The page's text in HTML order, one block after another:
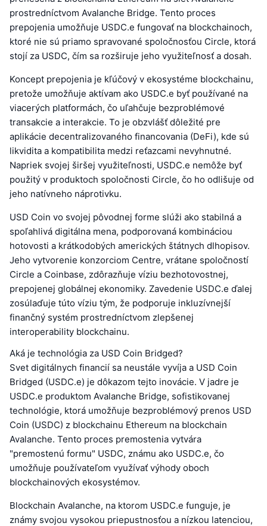
prostredníctvom Avalanche Bridge. Tento proces
prepojenia umožňuje USDC.e fungovať na blockchainoch,
ktoré nie sú priamo spravované spoločnosťou Circle, ktorá
stojí za USDC, čím sa rozširuje jeho využiteľnosť a dosah.
Koncept prepojenia je kľúčový v ekosystéme blockchainu,
pretože umožňuje aktívam ako USDC.e byť používané na
viacerých platformách, čo uľahčuje bezproblémové
transakcie a interakcie. To je obzvlášť dôležité pre
aplikácie decentralizovaného financovania (DeFi), kde sú
likvidita a kompatibilita medzi reťazcami nevyhnutné.
Napriek svojej širšej využiteľnosti, USDC.e nemôže byť
použitý v produktoch spoločnosti Circle, čo ho odlišuje od
jeho natívneho náprotivku.
USD Coin vo svojej pôvodnej forme slúži ako stabilná a
spoľahlivá digitálna mena, podporovaná kombináciou
hotovosti a krátkodobých amerických štátnych dlhopisov.
Jeho vytvorenie konzorciom Centre, vrátane spoločností
Circle a Coinbase, zdôrazňuje víziu bezhotovostnej,
prepojenej globálnej ekonomiky. Zavedenie USDC.e ďalej
zosúlaďuje túto víziu tým, že podporuje inkluzívnejší
finančný systém prostredníctvom zlepšenej
interoperability blockchainu.
Aká je technológia za USD Coin Bridged?
Svet digitálnych financií sa neustále vyvíja a USD Coin
Bridged (USDC.e) je dôkazom tejto inovácie. V jadre je
USDC.e produktom Avalanche Bridge, sofistikovanej
technológie, ktorá umožňuje bezproblémový prenos USD
Coin (USDC) z blockchainu Ethereum na blockchain
Avalanche. Tento proces premostenia vytvára
"premostenú formu" USDC, známu ako USDC.e, čo
umožňuje používateľom využívať výhody oboch
blockchainových ekosystémov.
Blockchain Avalanche, na ktorom USDC.e funguje, je
známy svojou vysokou priepustnosťou a nízkou latenciou,